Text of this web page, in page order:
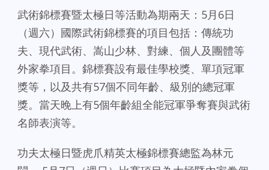
武術錦標賽暨太極日等活動為期兩天：5月6日
（週六）國際武術錦標賽的項目包括：傳統功
夫、現代武術、嵩山少林、對練、個人及團體等
外家拳項目。錦標賽設有最佳學校獎、單項冠軍
獎等，以及共有57個不同年齡、級別的總冠軍
獎。當天晚上有5個年齡組全能冠軍爭奪賽與武術
名師表演等。
功夫太極日暨虎爪精英太極錦標賽總監為林元